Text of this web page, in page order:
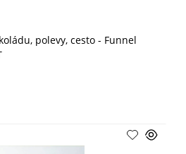
polevy, cesto - Funnel